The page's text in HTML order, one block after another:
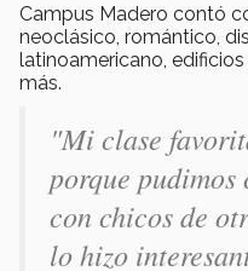
Campus Madero contó
neoclásico, romántico,
latinoamericano,
más.
"Mi clase
porque
con chicos de
lo hizo